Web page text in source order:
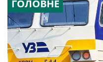
ГОЛОВНЕ